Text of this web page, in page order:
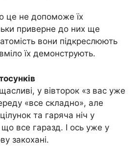
це не допоможе їх
приверне до них ще
вони підкреслюють
їх демонструють.
у вівторок «з вас уже
«все складно», але
та гаряча ніч у
все гаразд. І ось уже у
закохані.